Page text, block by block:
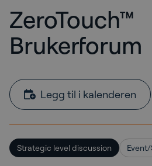
ZeroTouch™
Brukerforum
Legg til i kalenderen
Strategic level discussion